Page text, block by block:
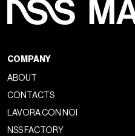
COMPANY
ABOUT
CONTACTS
LAVORA CON NOI
NSS FACTORY